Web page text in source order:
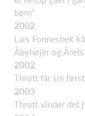
børn”
2002
Lars Fonnesbek
Åbyhøjer og
2002
Thrott får sin
2003
Thrott vinder det